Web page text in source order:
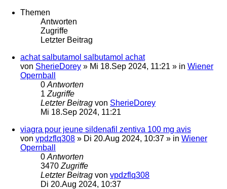
Themen
Antworten
Zugriffe
Letzter Beitrag
achat salbutamol salbutamol achat
von SherieDorey » Mi 18.Sep 2024, 11:21 » in Wiener
Opernball
0 Antworten
1 Zugriffe
Letzter Beitrag von SherieDorey
Mi 18.Sep 2024, 11:21
viagra pour jeune sildenafil zentiva 100 mg avis
von vpdzflq308 » Di 20.Aug 2024, 10:37 » in Wiener
Opernball
0 Antworten
3470 Zugriffe
Letzter Beitrag von vpdzflq308
Di 20.Aug 2024, 10:37